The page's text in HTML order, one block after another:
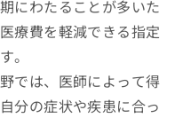
にわたることが多いた
療費を軽減できる指定
。
では、医師によって得
分の症状や疾患に合っ